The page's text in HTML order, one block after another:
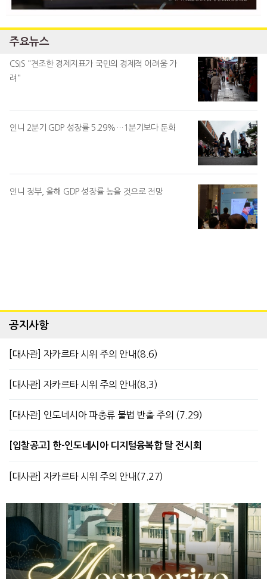
주요뉴스
CSIS "견조한 경제지표가 국민의 경제적 어려움 가
려"
인니 2분기 GDP 성장률 5.29%…1분기보다 둔화
인니 정부, 올해 GDP 성장률 높을 것으로 전망
공지사항
[대사관] 자카르타 시위 주의 안내(8.6)
[대사관] 자카르타 시위 주의 안내(8.3)
[대사관] 인도네시아 파충류 불법 반출 주의 (7.29)
[입찰공고] 한-인도네시아 디지털융복합 탈 전시회
[대사관] 자카르타 시위 주의 안내(7.27)